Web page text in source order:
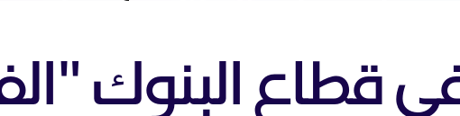
في قطاع البنوك